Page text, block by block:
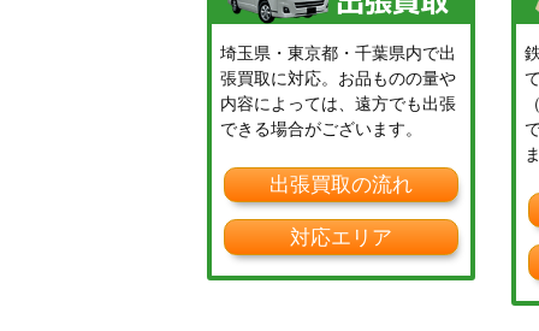
埼玉県・東京都・千葉県内で出
張買取に対応。お品ものの量や
内容によっては、遠方でも出張
できる場合がございます。
出張買取の流れ
対応エリア